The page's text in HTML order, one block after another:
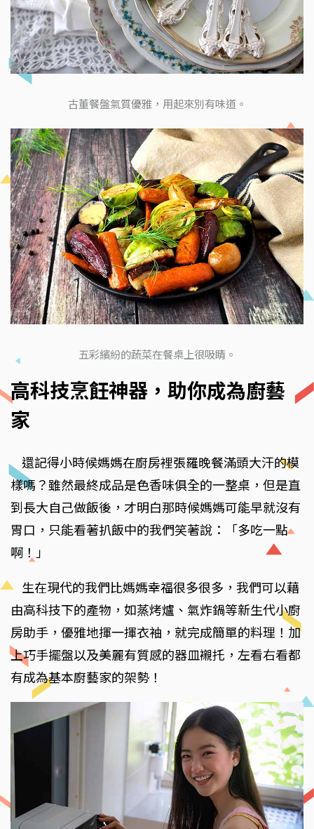
古董餐盤氣質優雅，用起來別有味道。
五彩繽紛的蔬菜在餐桌上很吸睛。
高科技烹飪神器，助你成為廚藝
家
還記得小時候媽媽在廚房裡張羅晚餐滿頭大汗的模
樣嗎？雖然最終成品是色香味俱全的一整桌，但是直
到長大自己做飯後，才明白那時候媽媽可能早就沒有
胃口，只能看著扒飯中的我們笑著說：「多吃一點
啊！」
生在現代的我們比媽媽幸福很多很多，我們可以藉
由高科技下的產物，如蒸烤爐、氣炸鍋等新生代小廚
房助手，優雅地揮一揮衣袖，就完成簡單的料理！加
上巧手擺盤以及美麗有質感的器皿襯托，左看右看都
有成為基本廚藝家的架勢！